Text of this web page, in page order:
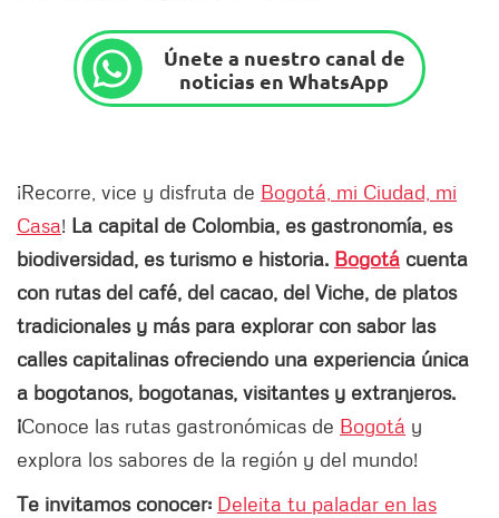
Únete a nuestro canal de
noticias en WhatsApp
¡Recorre, vice y disfruta de Bogotá, mi Ciudad, mi
Casa! La capital de Colombia, es gastronomía, es
biodiversidad, es turismo e historia. Bogotá cuenta
con rutas del café, del cacao, del Viche, de platos
tradicionales y más para explorar con sabor las
calles capitalinas ofreciendo una experiencia única
a bogotanos, bogotanas, visitantes y extranjeros.
¡Conoce las rutas gastronómicas de Bogotá y
explora los sabores de la región y del mundo!
Te invitamos conocer: Deleita tu paladar en las